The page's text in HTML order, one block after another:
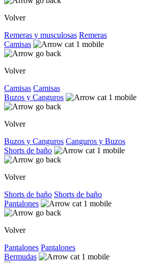
Volver
Remeras y musculosas Remeras
Camisas
Volver
Camisas Camisas
Buzos y Canguros
Volver
Buzos y Canguros Canguros y Buzos
Shorts de baño
Volver
Shorts de baño Shorts de baño
Pantalones
Volver
Pantalones Pantalones
Bermudas